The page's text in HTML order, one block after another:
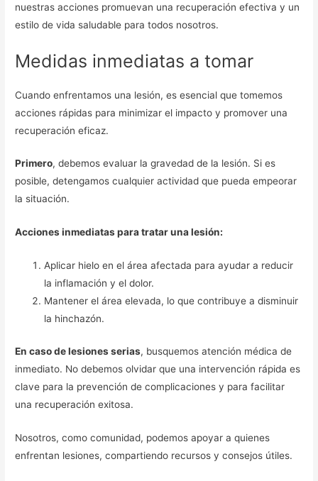
nuestras acciones promuevan una recuperación efectiva y un
estilo de vida saludable para todos nosotros.
Medidas inmediatas a tomar
Cuando enfrentamos una lesión, es esencial que tomemos
acciones rápidas para minimizar el impacto y promover una
recuperación eficaz.
Primero, debemos evaluar la gravedad de la lesión. Si es
posible, detengamos cualquier actividad que pueda empeorar
la situación.
Acciones inmediatas para tratar una lesión:
Aplicar hielo en el área afectada para ayudar a reducir
la inflamación y el dolor.
Mantener el área elevada, lo que contribuye a disminuir
la hinchazón.
En caso de lesiones serias, busquemos atención médica de
inmediato. No debemos olvidar que una intervención rápida es
clave para la prevención de complicaciones y para facilitar
una recuperación exitosa.
Nosotros, como comunidad, podemos apoyar a quienes
enfrentan lesiones, compartiendo recursos y consejos útiles.